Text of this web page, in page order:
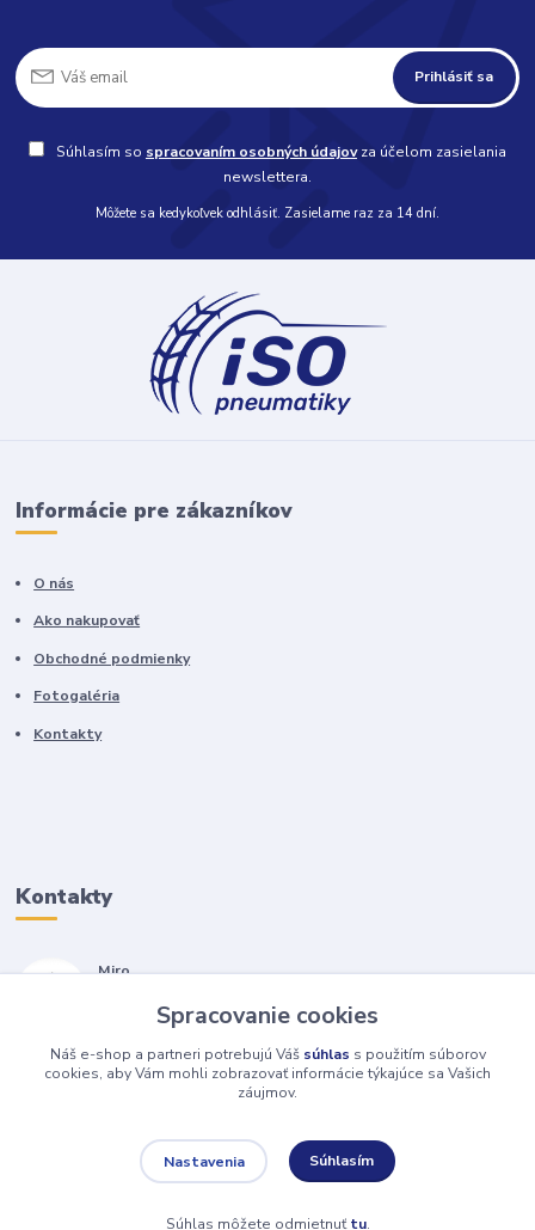
Prihlásiť sa
Súhlasím so spracovaním osobných údajovza účelom zasielania
newslettera.
Môžete sa kedykoľvek odhlásiť. Zasielame raz za 14 dní.
Informácie pre zákazníkov
O nás
Ako nakupovať
Obchodné podmienky
Fotogaléria
Kontakty
Kontakty
Miro
(Po-Pia, 7-17 hod.)
isopneumatiky@isopneumatiky.sk
Spracovanie cookies
Náš e-shop a partneri potrebujú Váš súhlas s použitím súborov
cookies, aby Vám mohli zobrazovať informácie týkajúce sa Vašich
záujmov.
Nastavenia Súhlasím
Súhlas môžete odmietnuťtu.